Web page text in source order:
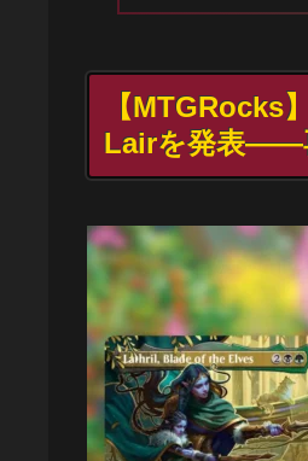
【MTGRocks
Lairを発表――